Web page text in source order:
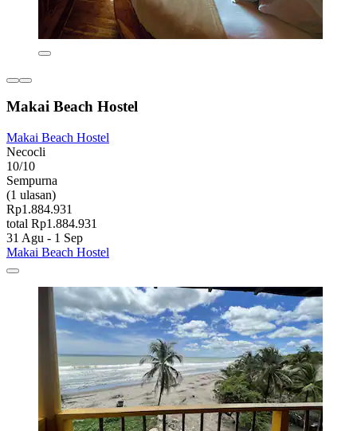
Makai Beach Hostel
Makai Beach Hostel
Necocli
10/10
Sempurna
(1 ulasan)
Rp1.884.931
total Rp1.884.931
31 Agu - 1 Sep
Makai Beach Hostel